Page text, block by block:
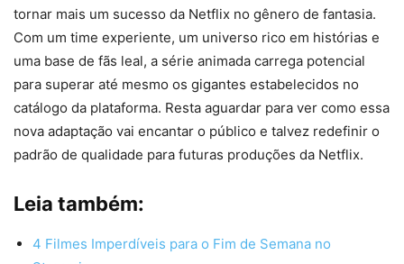
tornar mais um sucesso da Netflix no gênero de fantasia.
Com um time experiente, um universo rico em histórias e
uma base de fãs leal, a série animada carrega potencial
para superar até mesmo os gigantes estabelecidos no
catálogo da plataforma. Resta aguardar para ver como essa
nova adaptação vai encantar o público e talvez redefinir o
padrão de qualidade para futuras produções da Netflix.
Leia também:
4 Filmes Imperdíveis para o Fim de Semana no